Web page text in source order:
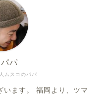
ムスコのパパ
パ
います。 福岡より、ツマ